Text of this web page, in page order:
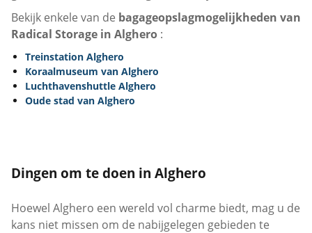
Bekijk enkele van de bagageopslagmogelijkheden van
Radical Storage in Alghero :
Treinstation Alghero
Koraalmuseum van Alghero
Luchthavenshuttle Alghero
Oude stad van Alghero
Dingen om te doen in Alghero
Hoewel Alghero een wereld vol charme biedt, mag u de
kans niet missen om de nabijgelegen gebieden te